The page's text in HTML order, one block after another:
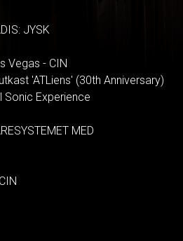
JYSK
Vegas - CIN
'ATLiens' (30th Anniversary)
Sonic Experience
MED